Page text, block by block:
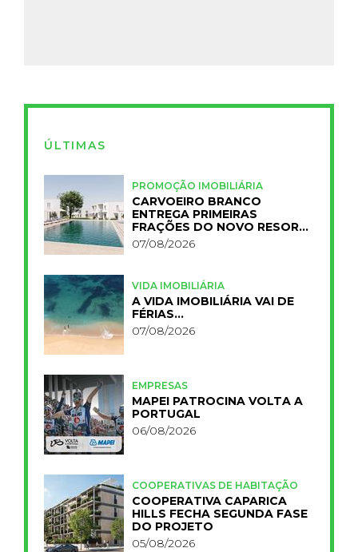
ÚLTIMAS
PROMOÇÃO IMOBILIÁRIA
CARVOEIRO BRANCO
ENTREGA PRIMEIRAS
FRAÇÕES DO NOVO RESORT
PRIMELIFE
07/08/2026
VIDA IMOBILIÁRIA
A VIDA IMOBILIÁRIA VAI DE
FÉRIAS…
07/08/2026
EMPRESAS
MAPEI PATROCINA VOLTA A
PORTUGAL
06/08/2026
COOPERATIVAS DE HABITAÇÃO
COOPERATIVA CAPARICA
HILLS FECHA SEGUNDA FASE
DO PROJETO
05/08/2026